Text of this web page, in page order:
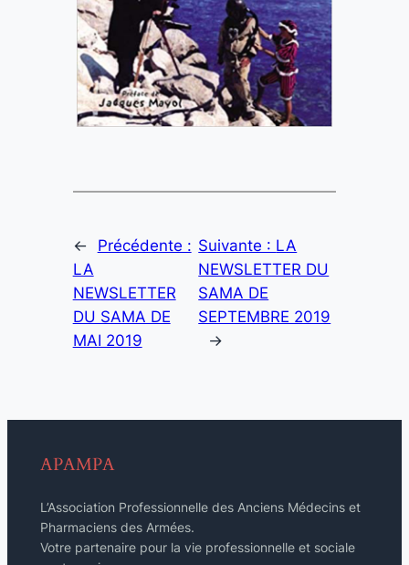
←
Précédente :
LA
NEWSLETTER
DU SAMA DE
MAI 2019
Suivante : LA
NEWSLETTER DU
SAMA DE
SEPTEMBRE 2019
→
APAMPA
L’Association Professionnelle des Anciens Médecins et
Pharmaciens des Armées.
Votre partenaire pour la vie professionnelle et sociale